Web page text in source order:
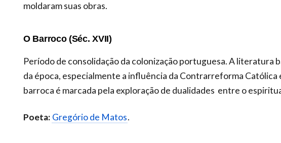
moldaram suas obras.
O Barroco (Séc. XVII)
Período de consolidação da colonização portuguesa. A literatura
da época, especialmente a influência da Contrarreforma
barroca é marcada pela exploração de dualidades entre o
Poeta: Gregório de Matos.